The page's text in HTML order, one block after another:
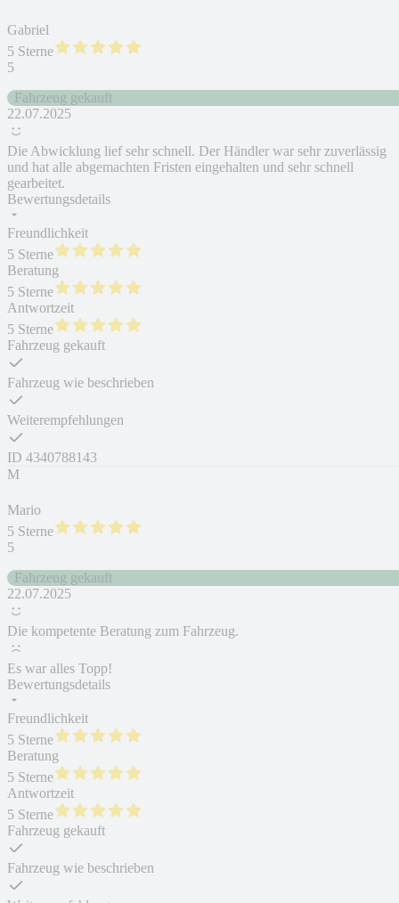
Gabriel
5 Sterne
5
Fahrzeug gekauft
22.07.2025
Die Abwicklung lief sehr schnell. Der Händler war sehr zuverlässig
und hat alle abgemachten Fristen eingehalten und sehr schnell
gearbeitet.
Bewertungsdetails
Freundlichkeit
5 Sterne
Beratung
5 Sterne
Antwortzeit
5 Sterne
Fahrzeug gekauft
Fahrzeug wie beschrieben
Weiterempfehlungen
ID 4340788143
M
Mario
5 Sterne
5
Fahrzeug gekauft
22.07.2025
Die kompetente Beratung zum Fahrzeug.
Es war alles Topp!
Bewertungsdetails
Freundlichkeit
5 Sterne
Beratung
5 Sterne
Antwortzeit
5 Sterne
Fahrzeug gekauft
Fahrzeug wie beschrieben